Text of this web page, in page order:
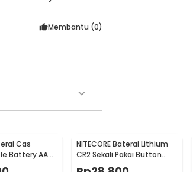
Membantu (0)
Cas
Battery AA
4 PCS -
NITECORE Baterai Lithium
CR2 Sekali Pakai Button
Top 3V 1 PCS - CR2